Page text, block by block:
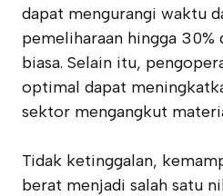
dapat mengurangi waktu
pemeliharaan hingga
biasa. Selain itu,
optimal dapat
sektor mengangkut
Tidak ketinggalan,
berat menjadi salah satu